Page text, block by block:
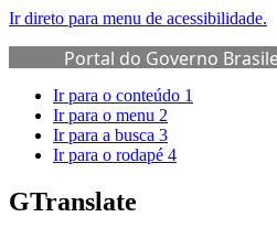
Ir direto para menu de acessibilidade.
Portal do Governo
de Governo
Ir para o conteúdo 1
Ir para o menu 2
Ir para a busca 3
Ir para o rodapé 4
GTranslate